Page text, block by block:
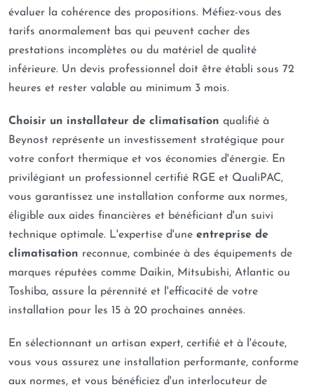
évaluer la cohérence des propositions. Méfiez-vous des
tarifs anormalement bas qui peuvent cacher des
prestations incomplètes ou du matériel de qualité
inférieure. Un devis professionnel doit être établi sous 72
heures et rester valable au minimum 3 mois.
Choisir un installateur de climatisation qualifié à
Beynost représente un investissement stratégique pour
votre confort thermique et vos économies d'énergie. En
privilégiant un professionnel certifié RGE et QualiPAC,
vous garantissez une installation conforme aux normes,
éligible aux aides financières et bénéficiant d'un suivi
technique optimale. L'expertise d'une entreprise de
climatisation reconnue, combinée à des équipements de
marques réputées comme Daikin, Mitsubishi, Atlantic ou
Toshiba, assure la pérennité et l'efficacité de votre
installation pour les 15 à 20 prochaines années.
En sélectionnant un artisan expert, certifié et à l'écoute,
vous vous assurez une installation performante, conforme
aux normes, et vous bénéficiez d'un interlocuteur de